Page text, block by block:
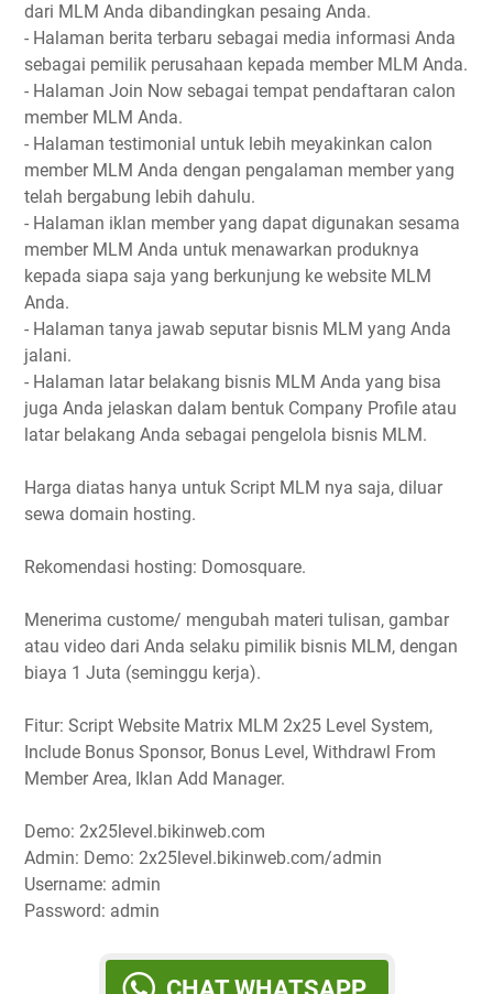
dari MLM Anda dibandingkan pesaing Anda.
- Halaman berita terbaru sebagai media informasi Anda
sebagai pemilik perusahaan kepada member MLM Anda.
- Halaman Join Now sebagai tempat pendaftaran calon
member MLM Anda.
- Halaman testimonial untuk lebih meyakinkan calon
member MLM Anda dengan pengalaman member yang
telah bergabung lebih dahulu.
- Halaman iklan member yang dapat digunakan sesama
member MLM Anda untuk menawarkan produknya
kepada siapa saja yang berkunjung ke website MLM
Anda.
- Halaman tanya jawab seputar bisnis MLM yang Anda
jalani.
- Halaman latar belakang bisnis MLM Anda yang bisa
juga Anda jelaskan dalam bentuk Company Profile atau
latar belakang Anda sebagai pengelola bisnis MLM.
Harga diatas hanya untuk Script MLM nya saja, diluar
sewa domain hosting.
Rekomendasi hosting: Domosquare.
Menerima custome/ mengubah materi tulisan, gambar
atau video dari Anda selaku pimilik bisnis MLM, dengan
biaya 1 Juta (seminggu kerja).
Fitur: Script Website Matrix MLM 2x25 Level System,
Include Bonus Sponsor, Bonus Level, Withdrawl From
Member Area, Iklan Add Manager.
Demo: 2x25level.bikinweb.com
Admin: Demo: 2x25level.bikinweb.com/admin
Username: admin
Password: admin